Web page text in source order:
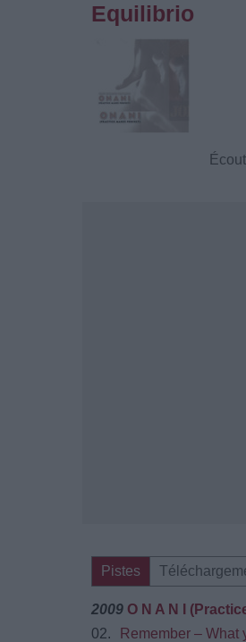
Equilibrio
Pistes
2009 O N A N I
02.
Remember – What